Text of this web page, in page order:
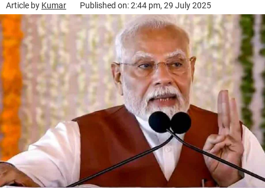
Article by Kumar Published on: 2:44 pm, 29 July 2025